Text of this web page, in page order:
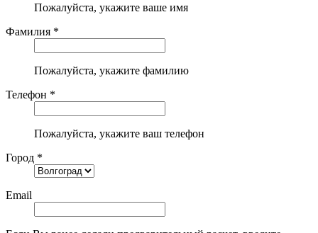
Пожалуйста, укажите ваше имя
Фамилия *
Пожалуйста, укажите фамилию
Телефон *
Пожалуйста, укажите ваш телефон
Город *
Email